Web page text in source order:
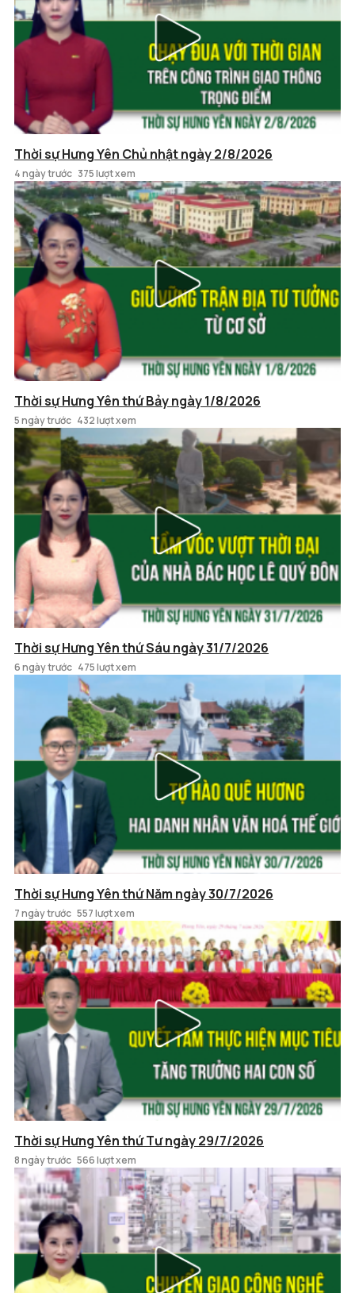
Thời sự Hưng Yên Chủ nhật ngày 2/8/2026
4 ngày trước 375 lượt xem
Thời sự Hưng Yên thứ Bảy ngày 1/8/2026
5 ngày trước 432 lượt xem
Thời sự Hưng Yên thứ Sáu ngày 31/7/2026
6 ngày trước 475 lượt xem
Thời sự Hưng Yên thứ Năm ngày 30/7/2026
7 ngày trước 557 lượt xem
Thời sự Hưng Yên thứ Tư ngày 29/7/2026
8 ngày trước 566 lượt xem